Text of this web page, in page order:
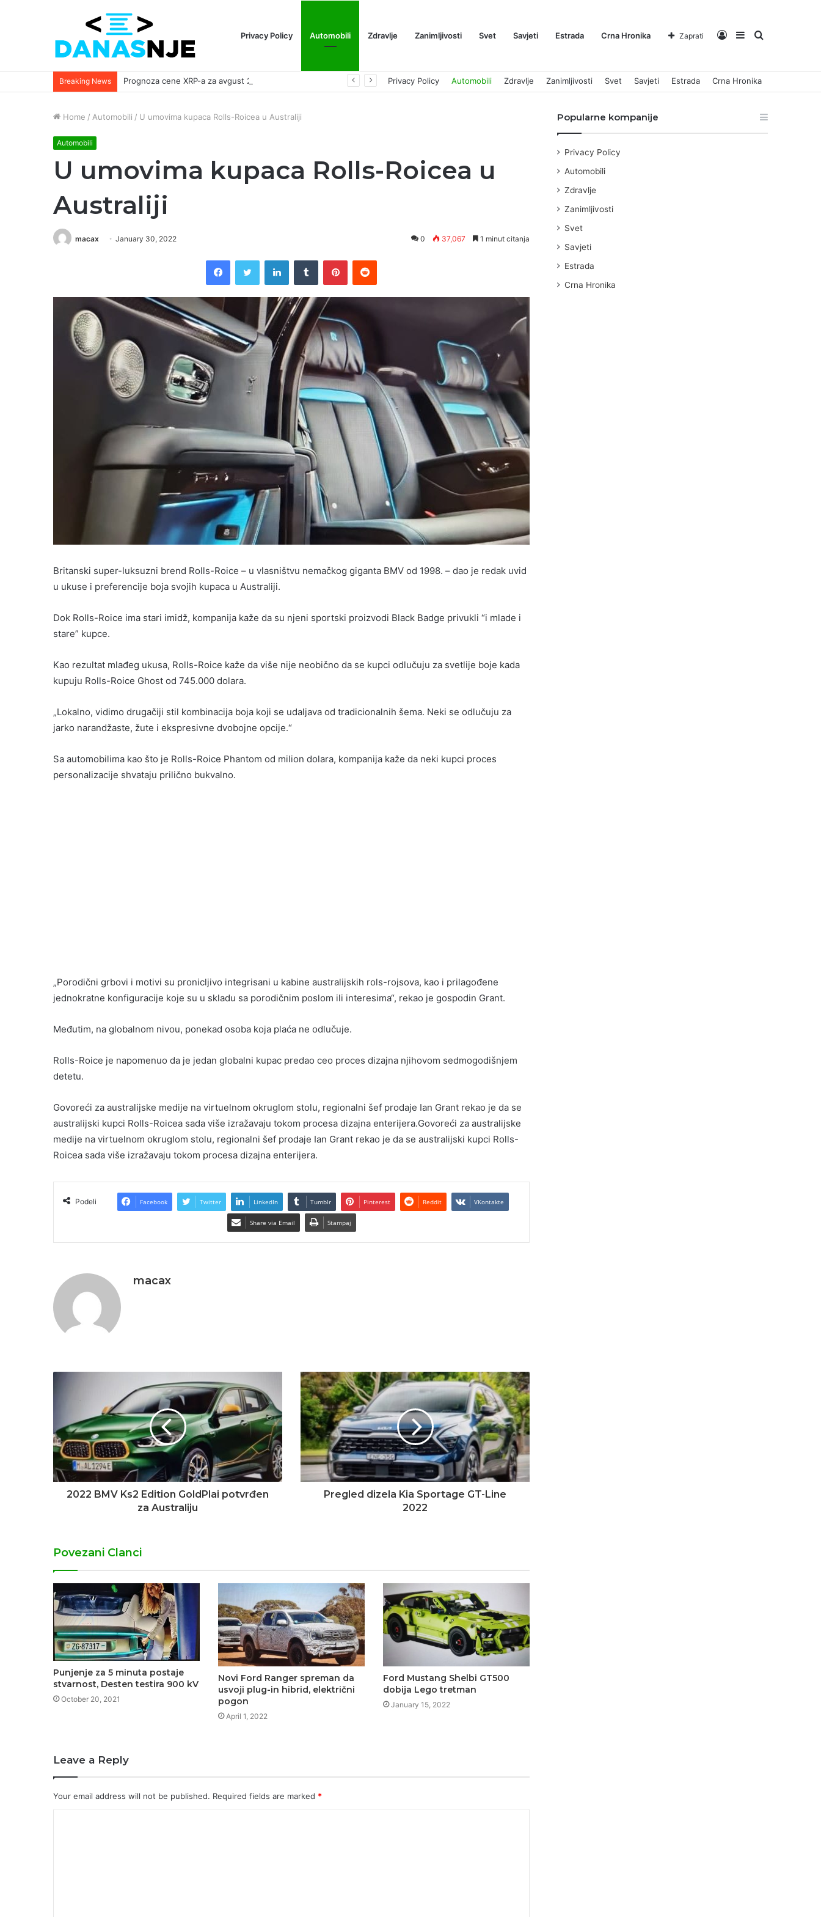
Privacy Policy Automobili Zdravlje Zanimljivosti Svet Savjeti Estrada Crna Hronika Pretraga
Sidebar
Log
Zaprati
Breaking News Privacy Policy Automobili Zdravlje Zanimljivosti Svet Savjeti Estrada Crna Hronika
Home / Automobili / U umovima kupaca Rolls-Roicea u Australiji
Automobili
U umovima kupaca Rolls-Roicea u
Australiji
macax January 30, 2022 0 37,067 1 minut citanja
FacebookTwitter LinkedInTumblr PinterestReddit
Britanski super-luksuzni brend Rolls-Roice – u vlasništvu nemačkog giganta BMV od 1998. – dao je redak uvid
u ukuse i preferencije boja svojih kupaca u Australiji.
Dok Rolls-Roice ima stari imidž, kompanija kaže da su njeni sportski proizvodi Black Badge privukli “i mlade i
stare” kupce.
Kao rezultat mlađeg ukusa, Rolls-Roice kaže da više nije neobično da se kupci odlučuju za svetlije boje kada
kupuju Rolls-Roice Ghost od 745.000 dolara.
„Lokalno, vidimo drugačiji stil kombinacija boja koji se udaljava od tradicionalnih šema. Neki se odlučuju za
jarko narandžaste, žute i ekspresivne dvobojne opcije.“
Sa automobilima kao što je Rolls-Roice Phantom od milion dolara, kompanija kaže da neki kupci proces
personalizacije shvataju prilično bukvalno.
„Porodični grbovi i motivi su pronicljivo integrisani u kabine australijskih rols-rojsova, kao i prilagođene
jednokratne konfiguracije koje su u skladu sa porodičnim poslom ili interesima“, rekao je gospodin Grant.
Međutim, na globalnom nivou, ponekad osoba koja plaća ne odlučuje.
Rolls-Roice je napomenuo da je jedan globalni kupac predao ceo proces dizajna njihovom sedmogodišnjem
detetu.
Govoreći za australijske medije na virtuelnom okruglom stolu, regionalni šef prodaje Ian Grant rekao je da se
australijski kupci Rolls-Roicea sada više izražavaju tokom procesa dizajna enterijera.Govoreći za australijske
medije na virtuelnom okruglom stolu, regionalni šef prodaje Ian Grant rekao je da se australijski kupci Rolls-
Roicea sada više izražavaju tokom procesa dizajna enterijera.
Podeli Facebook Twitter LinkedIn Tumblr Pinterest Reddit VKontakte
Share via Email Stampaj
macax
2022 BMV Ks2 Edition GoldPlai potvrđen
za Australiju
Pregled dizela Kia Sportage GT-Line
2022
Povezani Clanci
Punjenje za 5 minuta postaje
stvarnost, Desten testira 900 kV
October 20, 2021
Novi Ford Ranger spreman da
usvoji plug-in hibrid, električni
pogon
April 1, 2022
Ford Mustang Shelbi GT500
dobija Lego tretman
January 15, 2022
Leave a Reply
Your email address will not be published. Required fields are marked *
Popularne kompanije
Privacy Policy
Automobili
Zdravlje
Zanimljivosti
Svet
Savjeti
Estrada
Crna Hronika